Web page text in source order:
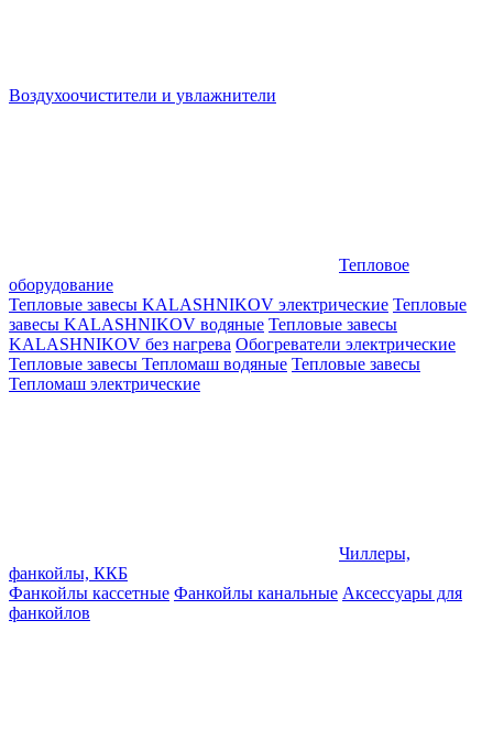
Воздухоочистители и увлажнители
Тепловое
оборудование
Тепловые завесы KALASHNIKOV электрические Тепловые
завесы KALASHNIKOV водяные Тепловые завесы
KALASHNIKOV без нагрева Обогреватели электрические
Тепловые завесы Тепломаш водяные Тепловые завесы
Тепломаш электрические
Чиллеры,
фанкойлы, ККБ
Фанкойлы кассетные Фанкойлы канальные Аксессуары для
фанкойлов